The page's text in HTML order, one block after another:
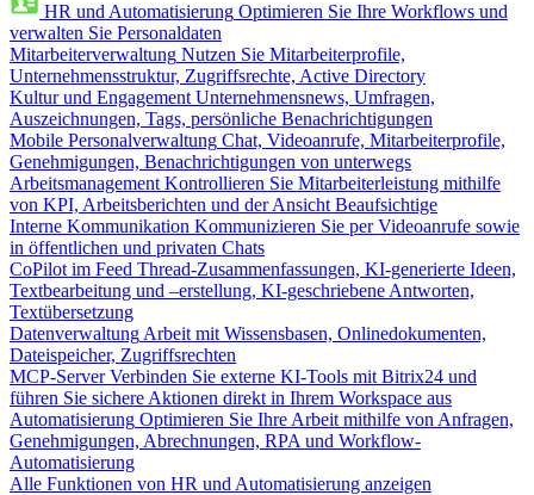
HR und Automatisierung Optimieren Sie Ihre Workflows und
verwalten Sie Personaldaten
Mitarbeiterverwaltung Nutzen Sie Mitarbeiterprofile,
Unternehmensstruktur, Zugriffsrechte, Active Directory
Kultur und Engagement Unternehmensnews, Umfragen,
Auszeichnungen, Tags, persönliche Benachrichtigungen
Mobile Personalverwaltung Chat, Videoanrufe, Mitarbeiterprofile,
Genehmigungen, Benachrichtigungen von unterwegs
Arbeitsmanagement Kontrollieren Sie Mitarbeiterleistung mithilfe
von KPI, Arbeitsberichten und der Ansicht Beaufsichtige
Interne Kommunikation Kommunizieren Sie per Videoanrufe sowie
in öffentlichen und privaten Chats
CoPilot im Feed Thread-Zusammenfassungen, KI-generierte Ideen,
Textbearbeitung und –erstellung, KI-geschriebene Antworten,
Textübersetzung
Datenverwaltung Arbeit mit Wissensbasen, Onlinedokumenten,
Dateispeicher, Zugriffsrechten
MCP-Server Verbinden Sie externe KI-Tools mit Bitrix24 und
führen Sie sichere Aktionen direkt in Ihrem Workspace aus
Automatisierung Optimieren Sie Ihre Arbeit mithilfe von Anfragen,
Genehmigungen, Abrechnungen, RPA und Workflow-
Automatisierung
Alle Funktionen von HR und Automatisierung anzeigen